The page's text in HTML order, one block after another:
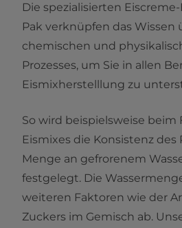
Die spezialisierten
Pak verknüpfen das Wissen
chemischen und
Prozesses, um Sie in allen
Eismixherstelllung zu
So wird beispielsweise beim
Eismixes die Konsistenz
Menge an gefrorenem
festgelegt. Die
weiteren Faktoren wie der
Zuckers im Gemisch ab.